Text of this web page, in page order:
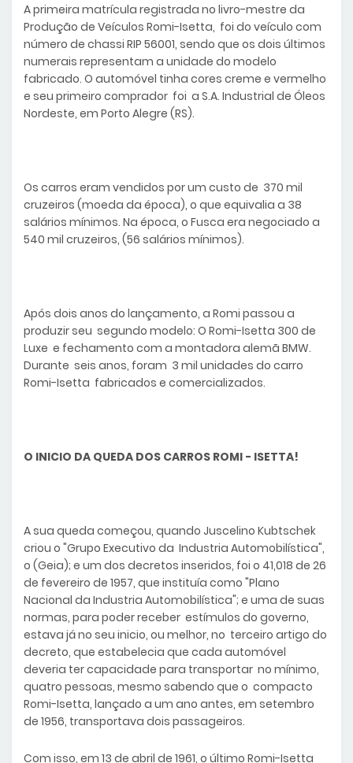
A primeira matrícula registrada no livro-mestre da
Produção de Veículos Romi-Isetta, foi do veículo com
número de chassi RIP 56001, sendo que os dois últimos
numerais representam a unidade do modelo
fabricado. O automóvel tinha cores creme e vermelho
e seu primeiro comprador foi a S.A. Industrial de Óleos
Nordeste, em Porto Alegre (RS).
Os carros eram vendidos por um custo de 370 mil
cruzeiros (moeda da época), o que equivalia a 38
salários mínimos. Na época, o Fusca era negociado a
540 mil cruzeiros, (56 salários mínimos).
Após dois anos do lançamento, a Romi passou a
produzir seu segundo modelo: O Romi-Isetta 300 de
Luxe e fechamento com a montadora alemã BMW.
Durante seis anos, foram 3 mil unidades do carro
Romi-Isetta fabricados e comercializados.
O INICIO DA QUEDA DOS CARROS ROMI - ISETTA!
A sua queda começou, quando Juscelino Kubtschek
criou o "Grupo Executivo da Industria Automobilística",
o (Geia); e um dos decretos inseridos, foi o 41,018 de 26
de fevereiro de 1957, que instituía como "Plano
Nacional da Industria Automobilística"; e uma de suas
normas, para poder receber estímulos do governo,
estava já no seu inicio, ou melhor, no terceiro artigo do
decreto, que estabelecia que cada automóvel
deveria ter capacidade para transportar no mínimo,
quatro pessoas, mesmo sabendo que o compacto
Romi-Isetta, lançado a um ano antes, em setembro
de 1956, transportava dois passageiros.
Com isso, em 13 de abril de 1961, o último Romi-Isetta